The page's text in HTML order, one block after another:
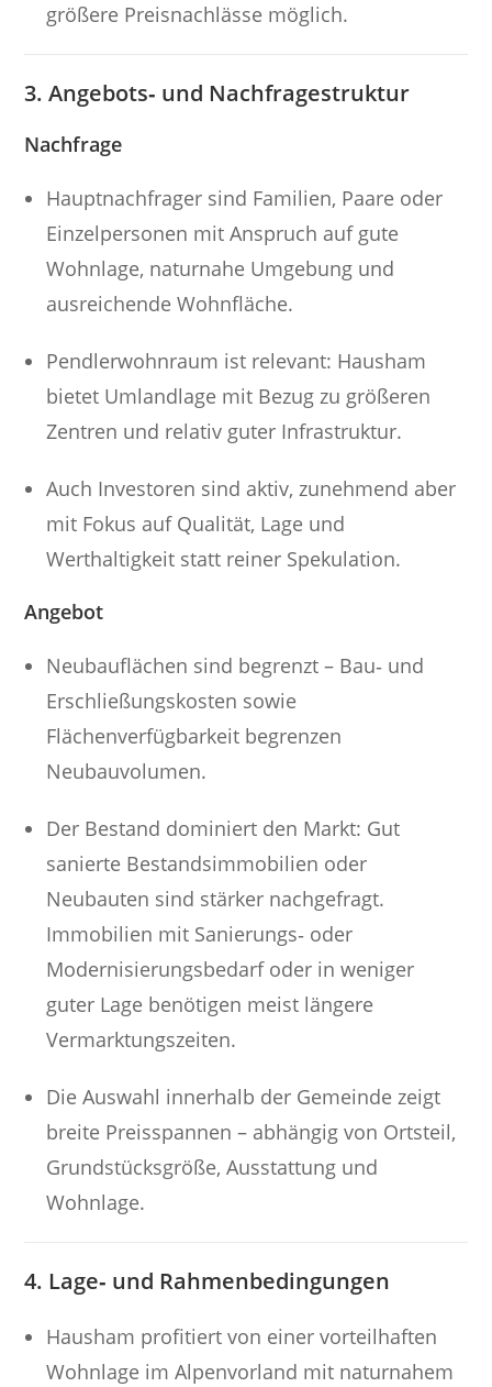
größere Preisnachlässe möglich.
3. Angebots‑ und Nachfragestruktur
Nachfrage
Hauptnachfrager sind Familien, Paare oder
Einzelpersonen mit Anspruch auf gute
Wohnlage, naturnahe Umgebung und
ausreichende Wohnfläche.
Pendler­wohnraum ist relevant: Hausham
bietet Umlandlage mit Bezug zu größeren
Zentren und relativ guter Infrastruktur.
Auch Investoren sind aktiv, zunehmend aber
mit Fokus auf Qualität, Lage und
Werthaltigkeit statt reiner Spekulation.
Angebot
Neubauflächen sind begrenzt – Bau‑ und
Erschließungskosten sowie
Flächenverfügbarkeit begrenzen
Neubauvolumen.
Der Bestand dominiert den Markt: Gut
sanierte Bestandsimmobilien oder
Neubauten sind stärker nachgefragt.
Immobilien mit Sanierungs‑ oder
Modernisierungsbedarf oder in weniger
guter Lage benötigen meist längere
Vermarktungszeiten.
Die Auswahl innerhalb der Gemeinde zeigt
breite Preisspannen – abhängig von Ortsteil,
Grundstücksgröße, Ausstattung und
Wohnlage.
4. Lage‑ und Rahmenbedingungen
Hausham profitiert von einer vorteilhaften
Wohnlage im Alpenvorland mit naturnahem